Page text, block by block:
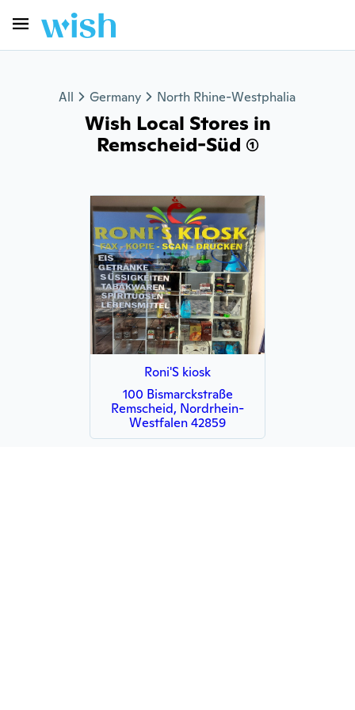
All Germany North Rhine-Westphalia
Wish Local Stores in
Remscheid-Süd (1)
Roni'S kiosk
100 Bismarckstraße
Remscheid, Nordrhein-
Westfalen 42859